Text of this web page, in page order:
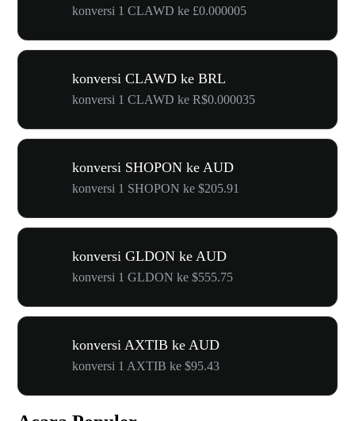
konversi 1 CLAWD ke £0.000005
konversi CLAWD ke BRL
konversi 1 CLAWD ke R$0.000035
konversi SHOPON ke AUD
konversi 1 SHOPON ke $205.91
konversi GLDON ke AUD
konversi 1 GLDON ke $555.75
konversi AXTIB ke AUD
konversi 1 AXTIB ke $95.43